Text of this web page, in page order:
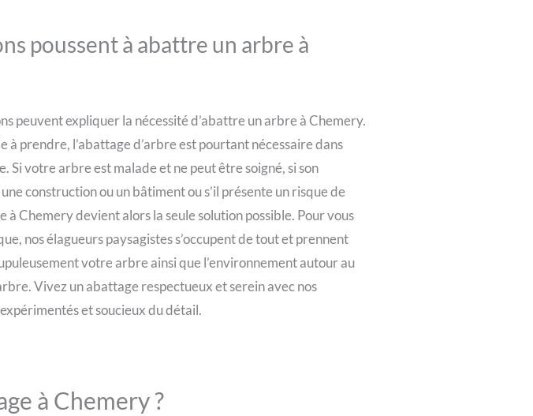
poussent à abattre un arbre à
peuvent expliquer la nécessité d’abattre un arbre à Chemery.
à prendre, l’abattage d’arbre est pourtant nécessaire dans
Si votre arbre est malade et ne peut être soigné, si son
construction ou un bâtiment ou s’il présente un risque de
à Chemery devient alors la seule solution possible. Pour vous
nos élagueurs paysagistes s’occupent de tout et prennent
votre arbre ainsi que l’environnement autour au
Vivez un abattage respectueux et serein avec nos
et soucieux du détail.
à Chemery ?